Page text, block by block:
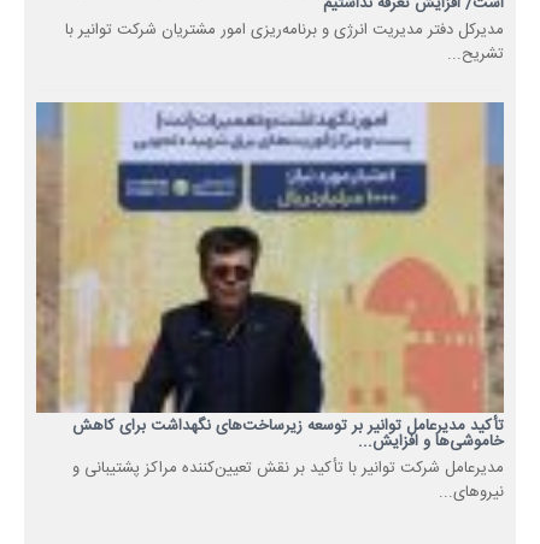
مدیرکل دفتر مدیریت انرژی و برنامه‌ریزی امور مشتریان شرکت توانیر با
تشریح...
تأکید مدیرعامل توانیر بر توسعه زیرساخت‌های نگهداشت برای کاهش
خاموشی‌ها و افزایش...
مدیرعامل شرکت توانیر با تأکید بر نقش تعیین‌کننده مراکز پشتیبانی و
نیروهای...